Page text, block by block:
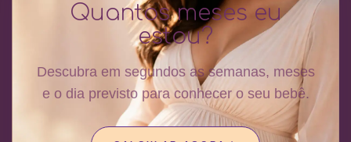
Quantos meses eu
estou?
Descubra em segundos as semanas, meses
e o dia previsto para conhecer o seu bebê.